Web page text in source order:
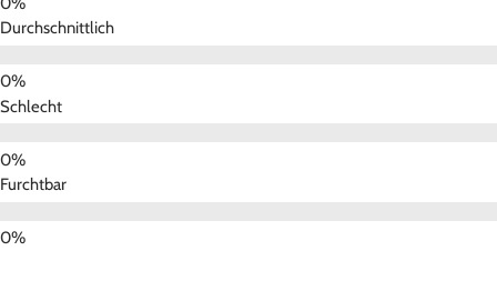
Durchschnittlich
Schlecht
Furchtbar